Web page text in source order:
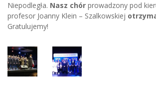
Niepodległa. Nasz chór prowadzony pod
profesor Joanny Klein – Szalkowskiej
Gratulujemy!